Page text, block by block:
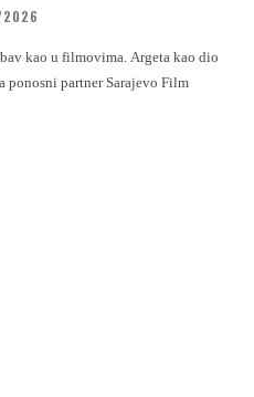
Argeta kao dio
ponosni partner Sarajevo Film